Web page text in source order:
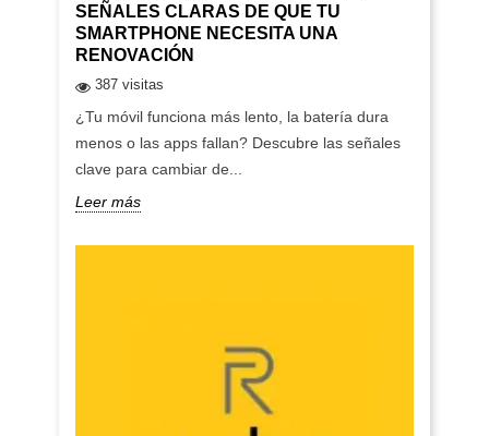
SEÑALES CLARAS DE QUE TU
SMARTPHONE NECESITA UNA
RENOVACIÓN
387 visitas
¿Tu móvil funciona más lento, la batería dura
menos o las apps fallan? Descubre las señales
clave para cambiar de...
Leer más